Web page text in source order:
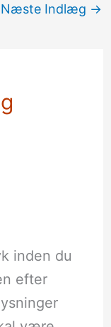
Næste Indlæg →
inden du
efter